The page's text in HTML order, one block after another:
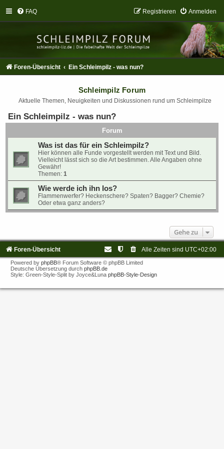
FAQ Anmelden
Registrieren
Foren-Übersicht Ein Schleimpilz - was nun?
Schleimpilz Forum
Aktuelle Themen, Neuigkeiten und Diskussionen rund um Schleimpilze
Ein Schleimpilz - was nun?
Forum
Was ist das für ein Schleimpilz?
Hier können alle Funde vorgestellt werden mit Text und Bild.
Vielleicht lässt sich so die Art bestimmen. Alle Angaben ohne
Gewähr!
Themen: 1
Wie werde ich ihn los?
Flammenwerfer? Heckenschere? Spaten? Bagger? Chemie?
Oder etwa ganz anders?
Gehe zu
Foren-Übersicht Alle Zeiten sind UTC+02:00
Powered by phpBB® Forum Software © phpBB Limited
Deutsche Übersetzung durch phpBB.de
Style: Green-Style-Split by Joyce&Luna phpBB-Style-Design